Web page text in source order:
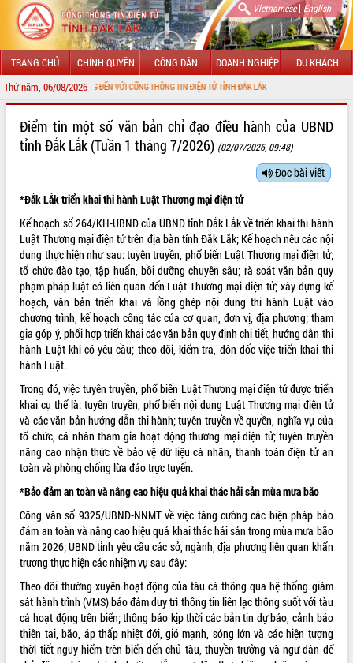
Vietnamese| English
TRANG CHỦ CHÍNH QUYỀN CÔNG DÂN DOANH NGHIỆP DU KHÁCH
Thứ năm, 06/08/2026
CHÀO MỪNG ĐẾN VỚI CỔNG THÔNG TIN ĐIỆN TỬ TỈNH ĐẮK LẮK
LÃNH ĐẠO UBND TỈNH
UBND CÁC XÃ, PHƯỜNG
THÔNG TIN CHỈ ĐẠO ĐIỀU HÀNH
HỆ THỐNG VĂN BẢN
VĂN BẢN HĐND TỈNH
ĐIỂM TIN VĂN BẢN
QUY HOẠCH - KẾ HOẠCH
Điểm tin một số văn bản chỉ đạo điều hành của UBND
tỉnh Đắk Lắk (Tuần 1 tháng 7/2026) (02/07/2026, 09:48)
Đọc bài viết
*Đắk Lắk triển khai thi hành Luật Thương mại điện tử
Kế hoạch số 264/KH-UBND của UBND tỉnh Đắk Lắk về triển khai thi hành
Luật Thương mại điện tử trên địa bàn tỉnh Đắk Lắk; Kế hoạch nêu các nội
dung thực hiện như sau: tuyên truyền, phổ biến Luật Thương mại điện tử;
tổ chức đào tạo, tập huấn, bồi dưỡng chuyên sâu; rà soát văn bản quy
phạm pháp luật có liên quan đến Luật Thương mại điện tử; xây dựng kế
hoạch, văn bản triển khai và lồng ghép nội dung thi hành Luật vào
chương trình, kế hoạch công tác của cơ quan, đơn vị, địa phương; tham
gia góp ý, phối hợp triển khai các văn bản quy định chi tiết, hướng dẫn thi
hành Luật khi có yêu cầu; theo dõi, kiểm tra, đôn đốc việc triển khai thi
hành Luật.
Trong đó, việc tuyên truyền, phổ biến Luật Thương mại điện tử được triển
khai cụ thể là: tuyên truyền, phổ biến nội dung Luật Thương mại điện tử
và các văn bản hướng dẫn thi hành; tuyên truyền về quyền, nghĩa vụ của
tổ chức, cá nhân tham gia hoạt động thương mại điện tử; tuyên truyền
nâng cao nhận thức về bảo vệ dữ liệu cá nhân, thanh toán điện tử an
toàn và phòng chống lừa đảo trực tuyến.
*Bảo đảm an toàn và nâng cao hiệu quả khai thác hải sản mùa mưa bão
Công văn số 9325/UBND-NNMT về việc tăng cường các biện pháp bảo
đảm an toàn và nâng cao hiệu quả khai thác hải sản trong mùa mưa bão
năm 2026; UBND tỉnh yêu cầu các sở, ngành, địa phương liên quan khẩn
trương thực hiện các nhiệm vụ sau đây:
Theo dõi thường xuyên hoạt động của tàu cá thông qua hệ thống giám
sát hành trình (VMS) bảo đảm duy trì thông tin liên lạc thông suốt với tàu
cá hoạt động trên biển; thông báo kịp thời các bản tin dự báo, cảnh báo
thiên tai, bão, áp thấp nhiệt đới, gió mạnh, sóng lớn và các hiện tượng
thời tiết nguy hiểm trên biển đến chủ tàu, thuyền trưởng và ngư dân để